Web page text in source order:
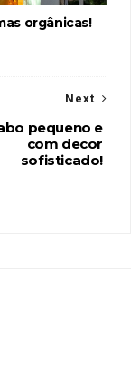
orgânicas!
Next
pequeno e
com decor
sofisticado!